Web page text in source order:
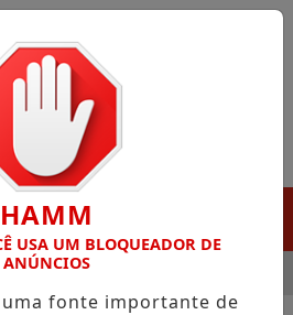
COM ATUAÇÃO VOLTADA
HAMM
USA UM BLOQUEADOR DE
ANÚNCIOS
fonte importante de